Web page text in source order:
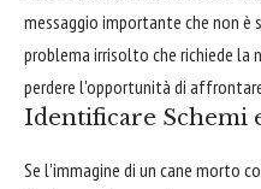
messaggio importante che non è
problema irrisolto che richiede la
perdere l'opportunità di
Identificare Schemi
Se l'immagine di un cane morto